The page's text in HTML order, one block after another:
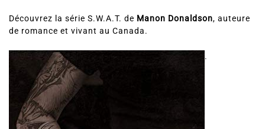
Découvrez la série S.W.A.T. de Manon Donaldson, auteure
de romance et vivant au Canada.
.